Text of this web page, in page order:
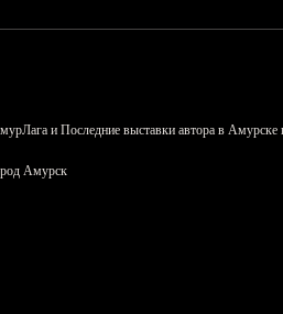
и Последние выставки автора в Амурске
Амурск